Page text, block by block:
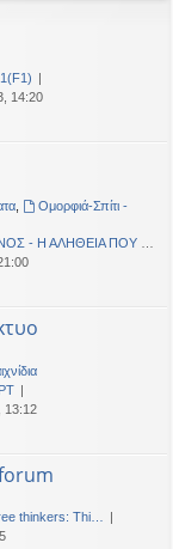
στα παντα.
14:20
,
Ομορφιά-Σπίτι -
- Η ΑΛΗΘΕΙΑ ΠΟΥ …
13:12
thinkers: Thi…